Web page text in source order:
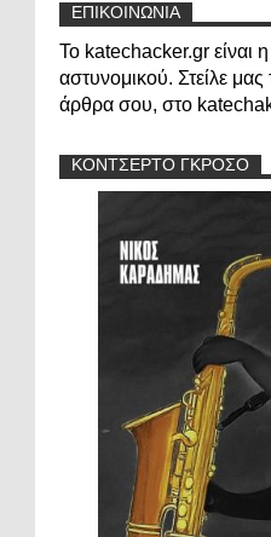
ΕΠΙΚΟΙΝΩΝΙΑ
Το katechacker.gr είναι
αστυνομικού. Στείλε μας
άρθρα σου, στο
ΚΟΝΤΣΕΡΤΟ ΓΚΡΟΣΟ